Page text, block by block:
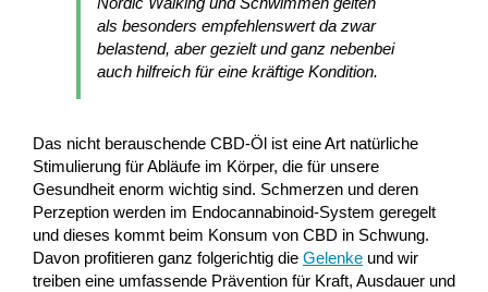
als besonders empfehlenswert da zwar
belastend, aber gezielt und ganz nebenbei
auch hilfreich für eine kräftige Kondition.
Das nicht berauschende CBD-Öl ist eine Art natürliche
Stimulierung für Abläufe im Körper, die für unsere
Gesundheit enorm wichtig sind. Schmerzen und deren
Perzeption werden im Endocannabinoid-System geregelt
und dieses kommt beim Konsum von CBD in Schwung.
Davon profitieren ganz folgerichtig die Gelenke und wir
treiben eine umfassende Prävention für Kraft, Ausdauer und